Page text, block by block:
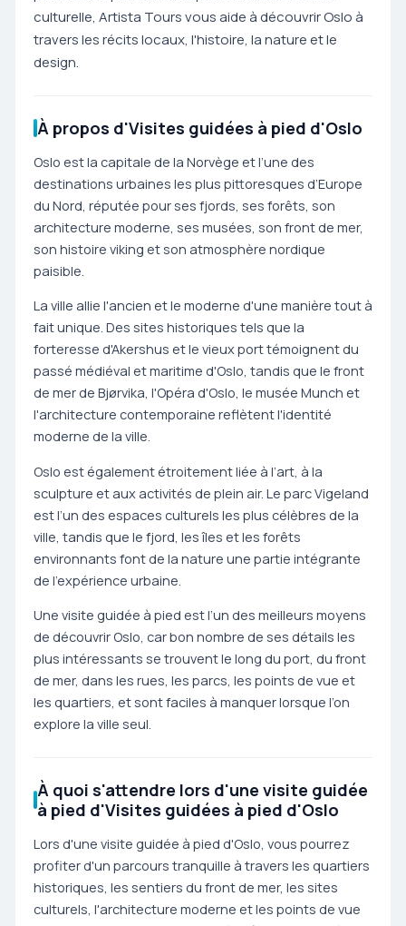
culturelle, Artista Tours vous aide à découvrir Oslo à
travers les récits locaux, l'histoire, la nature et le
design.
À propos d'Visites guidées à pied d'Oslo
Oslo est la capitale de la Norvège et l’une des
destinations urbaines les plus pittoresques d’Europe
du Nord, réputée pour ses fjords, ses forêts, son
architecture moderne, ses musées, son front de mer,
son histoire viking et son atmosphère nordique
paisible.
La ville allie l'ancien et le moderne d'une manière tout à
fait unique. Des sites historiques tels que la
forteresse d'Akershus et le vieux port témoignent du
passé médiéval et maritime d'Oslo, tandis que le front
de mer de Bjørvika, l'Opéra d'Oslo, le musée Munch et
l'architecture contemporaine reflètent l'identité
moderne de la ville.
Oslo est également étroitement liée à l’art, à la
sculpture et aux activités de plein air. Le parc Vigeland
est l’un des espaces culturels les plus célèbres de la
ville, tandis que le fjord, les îles et les forêts
environnants font de la nature une partie intégrante
de l’expérience urbaine.
Une visite guidée à pied est l’un des meilleurs moyens
de découvrir Oslo, car bon nombre de ses détails les
plus intéressants se trouvent le long du port, du front
de mer, dans les rues, les parcs, les points de vue et
les quartiers, et sont faciles à manquer lorsque l’on
explore la ville seul.
À quoi s'attendre lors d'une visite guidée
à pied d'Visites guidées à pied d'Oslo
Lors d'une visite guidée à pied d'Oslo, vous pourrez
profiter d'un parcours tranquille à travers les quartiers
historiques, les sentiers du front de mer, les sites
culturels, l'architecture moderne et les points de vue